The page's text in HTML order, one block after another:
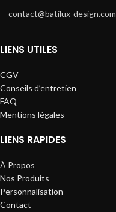
contact@batilux-design.com
LIENS UTILES
CGV
Conseils d’entretien
FAQ
Mentions légales
LIENS RAPIDES
À Propos
Nos Produits
Personnalisation
Contact